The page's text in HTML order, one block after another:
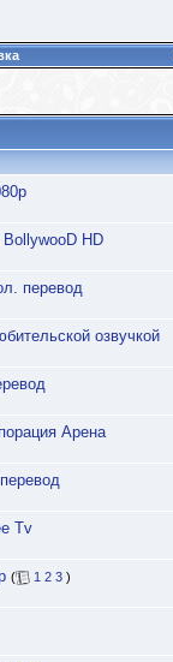
HD
перевод
озвучкой
Арена
Tv
( 1 2 3 )